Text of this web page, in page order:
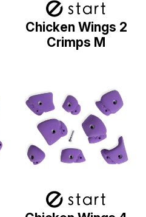
Chicken Wings 2
Crimps M